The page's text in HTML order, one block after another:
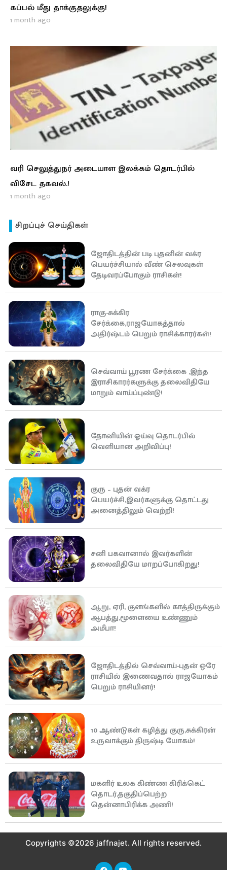
கப்பல் மீது தாக்குதலுக்கு!
1 month ago
வரி செலுத்துநர் அடையாள இலக்கம் தொடர்பில்
விசேட தகவல்.!
1 month ago
சிறப்புச் செய்திகள்
ஜோதிடத்தின் படி புதனின் வக்ர
பெயர்ச்சியால் வீண் செலவுகள்
தேடிவரப்போகும் ராசிகள்!
ராகு-சுக்கிர
சேர்க்கை,ராஜயோகத்தால்
அதிர்ஷ்டம் பெறும் ராசிக்காரர்கள்!
செவ்வாய் பூரண சேர்க்கை ,இந்த
இராசிகாரர்களுக்கு தலைவிதியே
மாறும் வாய்ப்புண்டு!
தோனியின் ஓய்வு தொடர்பில்
வெளியான அறிவிப்பு!
குரு – புதன் வக்ர
பெயர்ச்சி,இவர்களுக்கு தொட்டது
அனைத்திலும் வெற்றி!
சனி பகவானால் இவர்களின்
தலைவிதியே மாறப்போகிறது!
ஆறு, ஏரி, குளங்களில் காத்திருக்கும்
ஆபத்து,மூளையை உண்ணும்
அமீபா!
ஜோதிடத்தில் செவ்வாய்-புதன் ஒரே
ராசியில் இணைவதால் ராஜயோகம்
பெறும் ராசியினர்!
10 ஆண்டுகள் கழித்து குரு,சுக்கிரன்
உருவாக்கும் திருஷ்டி யோகம்!
மகளிர் உலக கிண்ண கிரிக்கெட்
தொடர்,தகுதிப்பெற்ற
தென்னாபிரிக்க அணி!
Copyrights ©2026 jaffnajet. All rights reserved.